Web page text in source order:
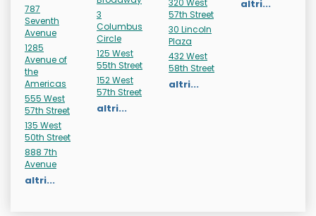
787
Seventh
Avenue
1285
Avenue of
the
Americas
555 West
57th Street
135 West
50th Street
888 7th
Avenue
altri...
3
Columbus
Circle
125 West
55th Street
152 West
57th Street
altri...
320 West
57th Street
30 Lincoln
Plaza
432 West
58th Street
altri...
altri...